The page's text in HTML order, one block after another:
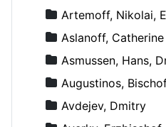
Artemoff, Nikolai,
Aslanoff, Catherine
Asmussen, Hans,
Augustinos,
Avdejev, Dmitry